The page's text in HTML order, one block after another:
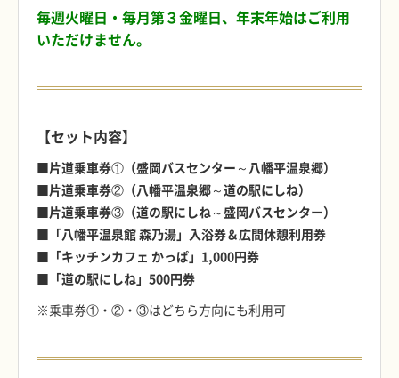
毎週火曜日・毎月第３金曜日、年末年始はご利用
いただけません。
【セット内容】
■片道乗車券①（盛岡バスセンター～八幡平温泉郷）
■片道乗車券②（八幡平温泉郷～道の駅にしね）
■片道乗車券③（道の駅にしね～盛岡バスセンター）
■「八幡平温泉館 森乃湯」入浴券＆広間休憩利用券
■「キッチンカフェ かっぱ」1,000円券
■「道の駅にしね」500円券
※乗車券①・②・③はどちら方向にも利用可